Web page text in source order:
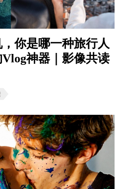
你是哪一种旅行人
神器｜影像共读